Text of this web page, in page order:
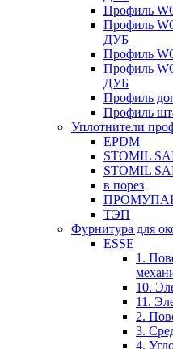
Профиль
Профиль
ДУБ
Профиль
Профиль
ДУБ
Профиль
Профиль
Уплотнители
EPDM
STOMIL
STOMIL
в порез
ТЭП
Фурнитура для
ESSE
1.
10.
11.
2.
3.
4.